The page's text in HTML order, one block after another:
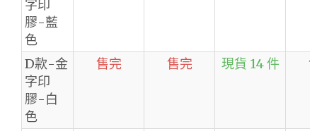
字印
膠-藍
色
D款-金
字印
膠-白
色
售完 售完 現貨 14 件